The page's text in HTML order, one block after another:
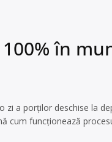
în
zi a porților deschise la
cum funcționează